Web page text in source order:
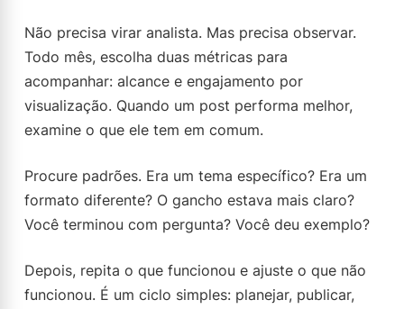
Não precisa virar analista. Mas precisa observar.
Todo mês, escolha duas métricas para
acompanhar: alcance e engajamento por
visualização. Quando um post performa melhor,
examine o que ele tem em comum.
Procure padrões. Era um tema específico? Era um
formato diferente? O gancho estava mais claro?
Você terminou com pergunta? Você deu exemplo?
Depois, repita o que funcionou e ajuste o que não
funcionou. É um ciclo simples: planejar, publicar,